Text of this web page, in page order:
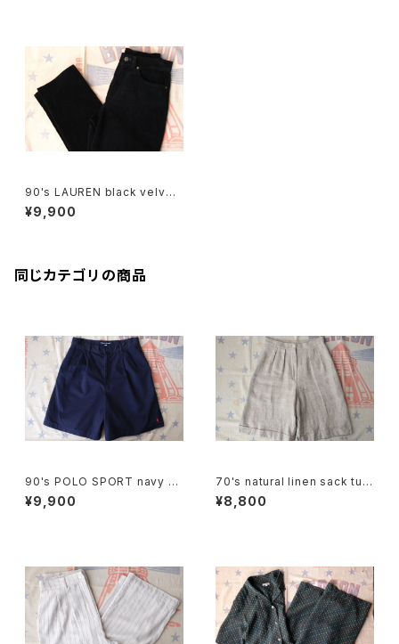
90's LAUREN black velvet
Pants
¥9,900
同じカテゴリの商品
90's POLO SPORT navy C
ulottes w/ pony embroider
y
¥9,900
70's natural linen sack tuc
ked Culottes
¥8,800